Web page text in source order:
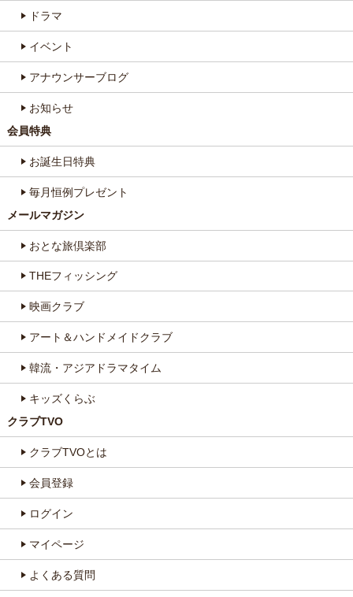
ドラマ
イベント
アナウンサーブログ
お知らせ
会員特典
お誕生日特典
毎月恒例プレゼント
メールマガジン
おとな旅倶楽部
THEフィッシング
映画クラブ
アート＆ハンドメイドクラブ
韓流・アジアドラマタイム
キッズくらぶ
クラブTVO
クラブTVOとは
会員登録
ログイン
マイページ
よくある質問